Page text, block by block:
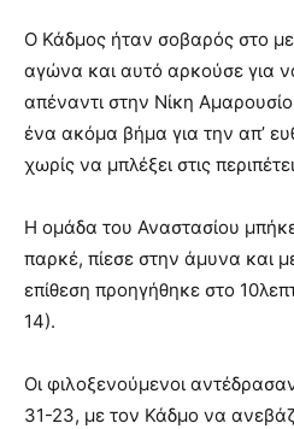
Ο Κάδμος ήταν σοβαρός στο
αγώνα και αυτό αρκούσε για
απέναντι στην Νίκη
ένα ακόμα βήμα για την απ’
χωρίς να μπλέξει στις
Η ομάδα του Αναστασίου
παρκέ, πίεσε στην άμυνα και
επίθεση προηγήθηκε στο
14).
Οι φιλοξενούμενοι
31-23, με τον Κάδμο να